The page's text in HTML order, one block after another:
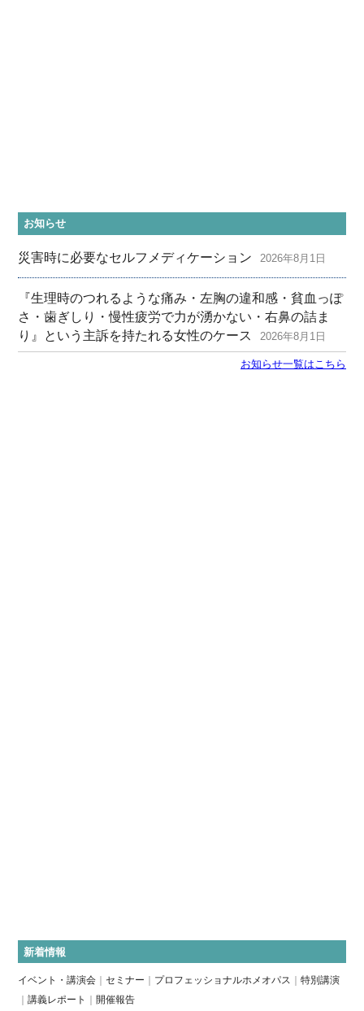
お知らせ
災害時に必要なセルフメディケーション 2026年8月1日
『生理時のつれるような痛み・左胸の違和感・貧血っぽ
さ・歯ぎしり・慢性疲労で力が湧かない・右鼻の詰ま
り』という主訴を持たれる女性のケース
2026年8月1日
お知らせ一覧はこちら
新着情報
イベント・講演会 セミナー プロフェッショナルホメオパス
特別講演
講義レポート 開催報告